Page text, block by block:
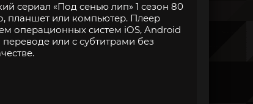
сериал «Под сенью лип» 1 сезон 80
планшет или компьютер. Плеер
операционных систем iOS, Android
или с субтитрами без